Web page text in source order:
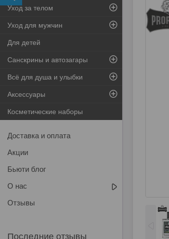
Уход за телом
Уход для мужчин
Для детей
Санскрины и автозагары
Всё для душа и улыбки
Аксессуары
Косметические наборы
Доставка и оплата
Акции
Бьюти блог
О нас
Отзывы